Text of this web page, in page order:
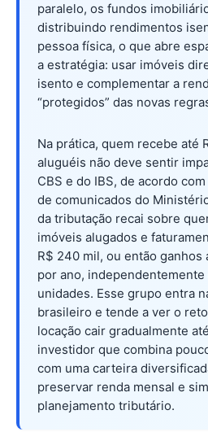
paralelo, os fundos
distribuindo rendimentos
pessoa física, o que abre
a estratégia: usar imóveis
isento e complementar a
“protegidos” das novas
Na prática, quem recebe até
aluguéis não deve sentir
CBS e do IBS, de acordo
de comunicados do
da tributação recai sobre
imóveis alugados e
R$ 240 mil, ou então ganhos
por ano, independentemente
unidades. Esse grupo entra
brasileiro e tende a ver o
locação cair gradualmente
investidor que combina
com uma carteira
preservar renda mensal e
planejamento tributário.